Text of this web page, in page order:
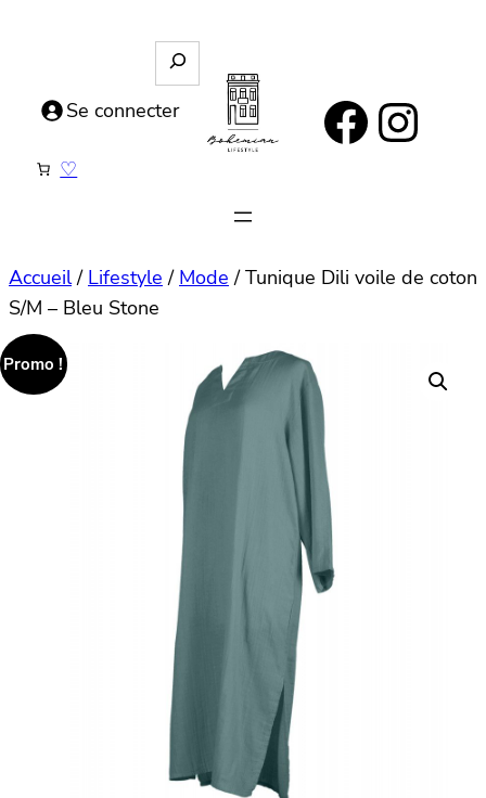
https://www.facebook.com/bohemianlifestyle.be Instagram
e
c
e
Se connecter
♡
Accueil/ Lifestyle / Mode / Tunique Dili voile de coton
S/M – Bleu Stone
Promo !